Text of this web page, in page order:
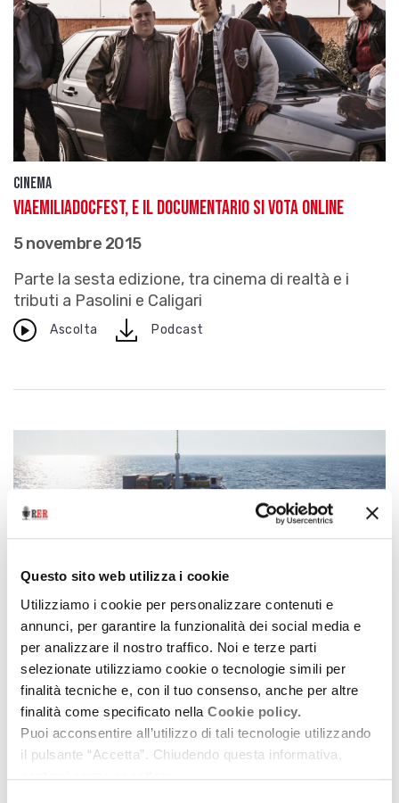
Questo sito web utilizza i cookie
Utilizziamo i cookie per personalizzare contenuti e
annunci, per garantire la funzionalità dei social media e
per analizzare il nostro traffico. Noi e terze parti
selezionate utilizziamo cookie o tecnologie simili per
finalità tecniche e, con il tuo consenso, anche per altre
finalità come specificato nella Cookie policy.
Puoi acconsentire all’utilizzo di tali tecnologie utilizzando
il pulsante “Accetta”. Chiudendo questa informativa,
Cinema
ViaEmiliaDocFest, e il documentario si vota online
5 novembre 2015
Parte la sesta edizione, tra cinema di realtà e i
tributi a Pasolini e Caligari
Ascolta downloadPodcast
Cinema
Viaemiliadocfest 2014
24 novembre 2014